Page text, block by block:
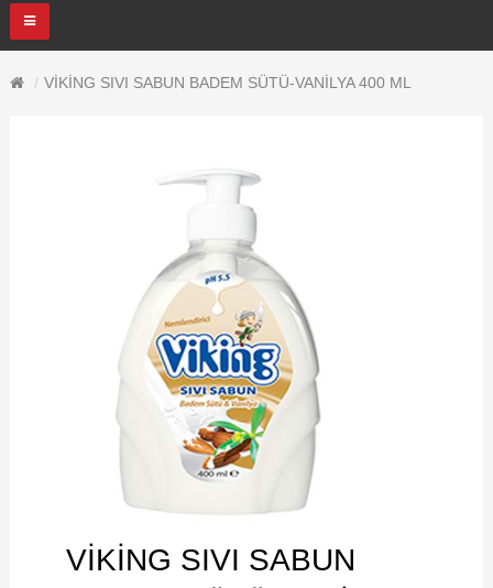
VİKİNG SIVI SABUN BADEM SÜTÜ-VANİLYA 400 ML
VİKİNG SIVI SABUN